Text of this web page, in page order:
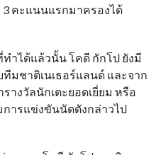
3 คะแนนแรกมาครองได้
ำได้แล้วนั้น โคดี กักโป ยังมี
มชาติเนเธอร์แลนด์ และจาก
างวัลนักเตะยอดเยี่ยม หรือ
การแข่งขันนัดดังกล่าวไป